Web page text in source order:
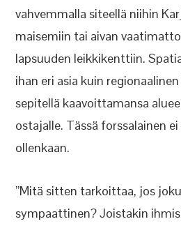
vahvemmalla siteellä niihin
maisemiin tai aivan
lapsuuden leikkikenttiin.
ihan eri asia kuin
sepitellä kaavoittamansa
ostajalle. Tässä forssalainen ei
ollenkaan.
”Mitä sitten tarkoittaa, jos
sympaattinen? Joistakin